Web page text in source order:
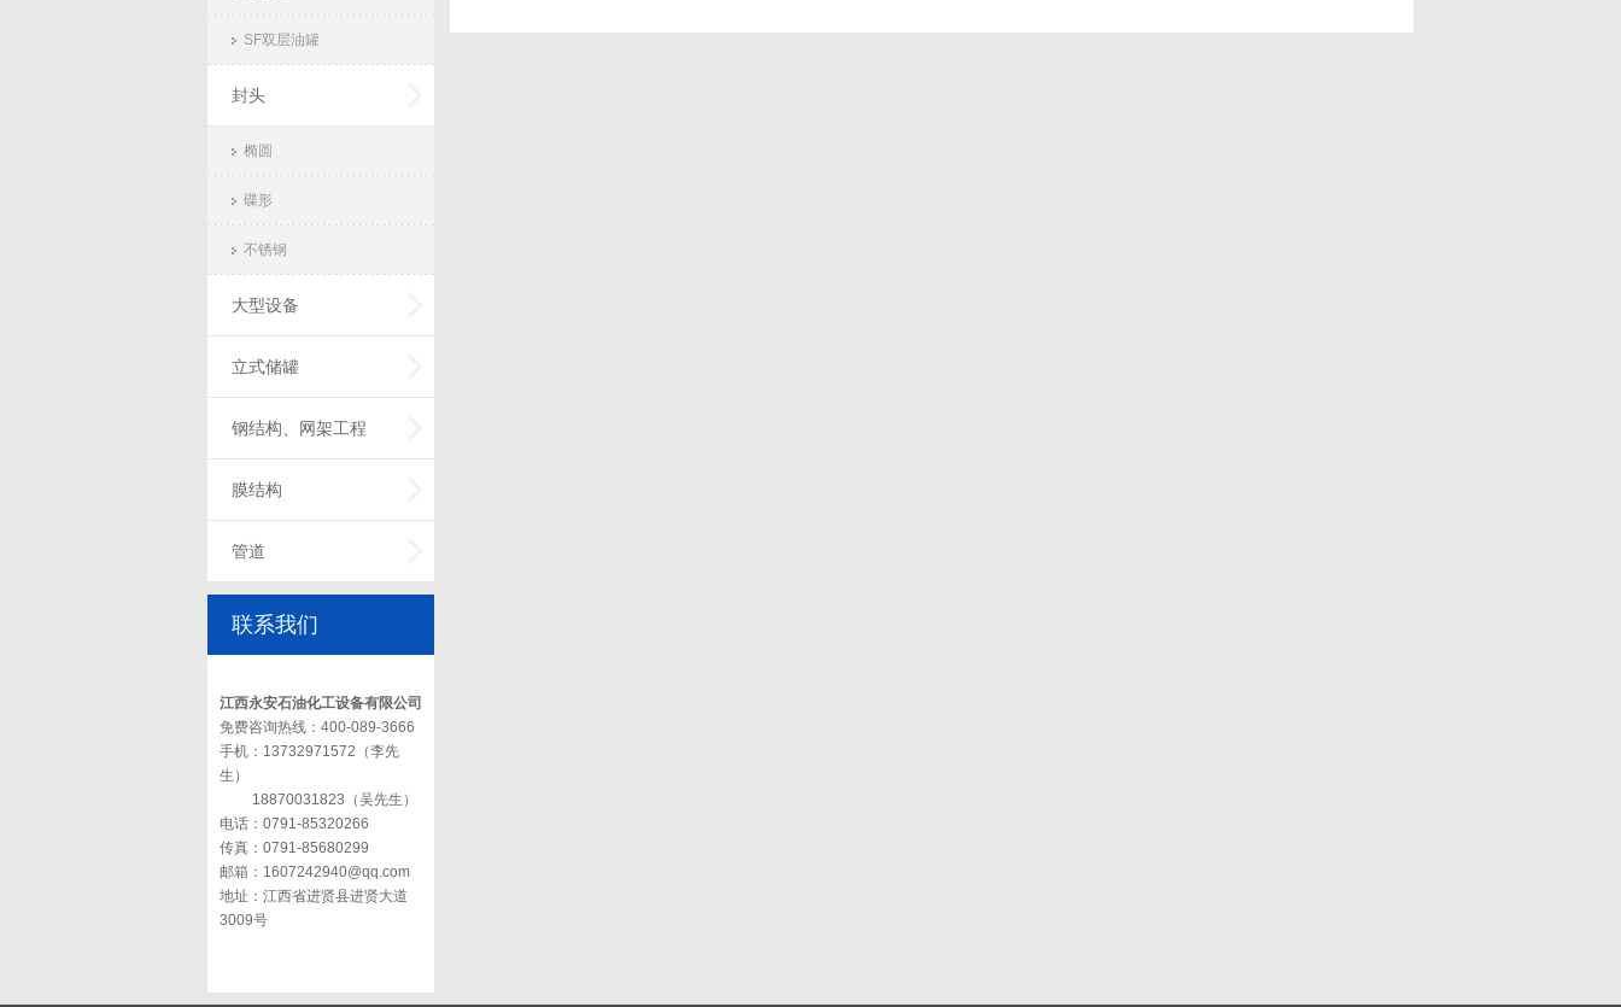
SF双层油罐
封头
椭圆
碟形
不锈钢
大型设备
立式储罐
钢结构、网架工程
膜结构
管道
联系我们
江西永安石油化工设备有限公司
免费咨询热线：400-089-3666
手机：13732971572（李先
生）
18870031823（吴先生）
电话：0791-85320266
传真：0791-85680299
邮箱：1607242940@qq.com
地址：江西省进贤县进贤大道
3009号